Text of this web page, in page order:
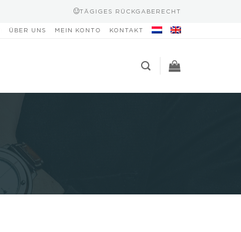
TÄGIGES RÜCKGABERECHT
ÜBER UNS MEIN KONTO KONTAKT